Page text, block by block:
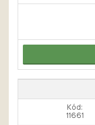
Kód:
11661